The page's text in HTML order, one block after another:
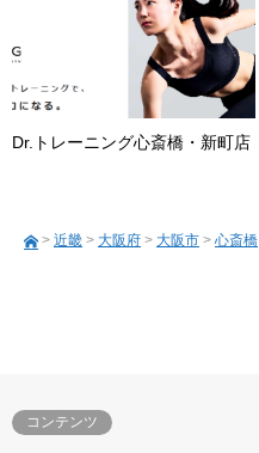
Dr.トレーニング心斎橋・新町店
> 近畿 > 大阪府 > 大阪市 > 心斎橋
コンテンツ